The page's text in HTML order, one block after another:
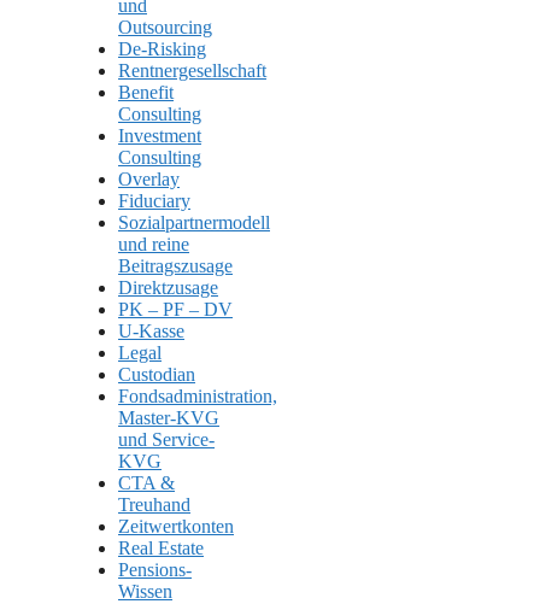
und
Outsourcing
De-Risking
Rentnergesellschaft
Benefit
Consulting
Investment
Consulting
Overlay
Fiduciary
Sozialpartnermodell
und reine
Beitragszusage
Direktzusage
PK – PF – DV
U-Kasse
Legal
Custodian
Fondsadministration,
Master-KVG
und Service-
KVG
CTA &
Treuhand
Zeitwertkonten
Real Estate
Pensions-
Wissen